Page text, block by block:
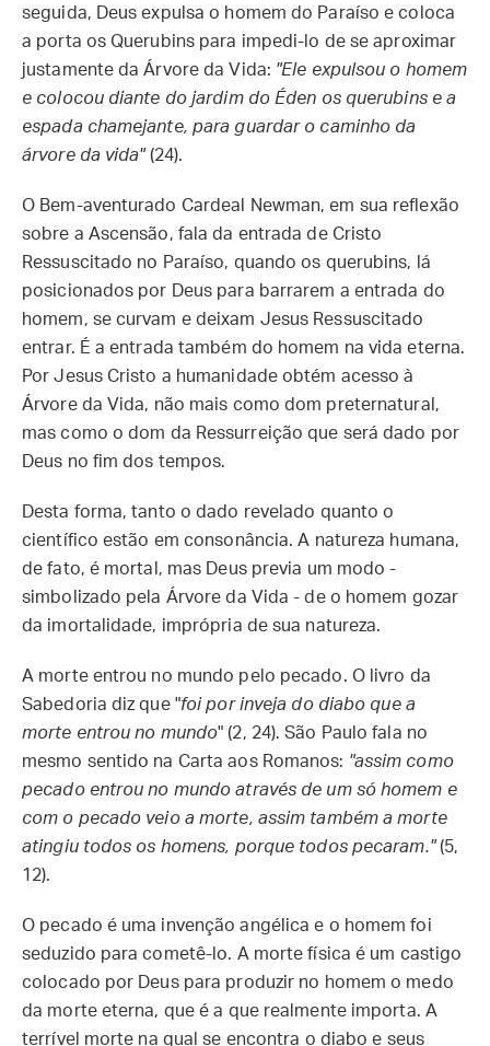
seguida, Deus expulsa o homem do Paraíso e coloca
a porta os Querubins para impedi-lo de se aproximar
justamente da Árvore da Vida: "Ele expulsou o homem
e colocou diante do jardim do Éden os querubins e a
espada chamejante, para guardar o caminho da
árvore da vida"(24).
O Bem-aventurado Cardeal Newman, em sua reflexão
sobre a Ascensão, fala da entrada de Cristo
Ressuscitado no Paraíso, quando os querubins, lá
posicionados por Deus para barrarem a entrada do
homem, se curvam e deixam Jesus Ressuscitado
entrar. É a entrada também do homem na vida eterna.
Por Jesus Cristo a humanidade obtém acesso à
Árvore da Vida, não mais como dom preternatural,
mas como o dom da Ressurreição que será dado por
Deus no fim dos tempos.
Desta forma, tanto o dado revelado quanto o
científico estão em consonância. A natureza humana,
de fato, é mortal, mas Deus previa um modo -
simbolizado pela Árvore da Vida - de o homem gozar
da imortalidade, imprópria de sua natureza.
A morte entrou no mundo pelo pecado. O livro da
Sabedoria diz que "foi por inveja do diabo que a
morte entrou no mundo" (2, 24). São Paulo fala no
mesmo sentido na Carta aos Romanos: "assim como
pecado entrou no mundo através de um só homem e
com o pecado veio a morte, assim também a morte
atingiu todos os homens, porque todos pecaram."(5,
12).
O pecado é uma invenção angélica e o homem foi
seduzido para cometê-lo. A morte física é um castigo
colocado por Deus para produzir no homem o medo
da morte eterna, que é a que realmente importa. A
terrível morte na qual se encontra o diabo e seus